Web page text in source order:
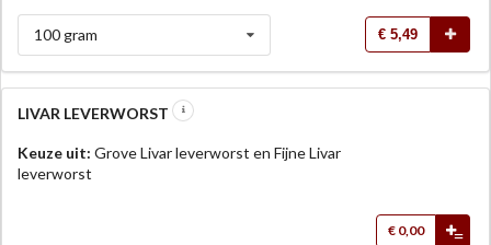
100 gram € 5,49
LIVAR LEVERWORST
Keuze uit: Grove Livar leverworst en Fijne Livar
leverworst
€ 0,00 =